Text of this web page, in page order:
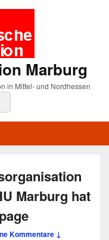
Marburg
in Mittel- und Nordhessen
Marburg hat
Kommentare ↓